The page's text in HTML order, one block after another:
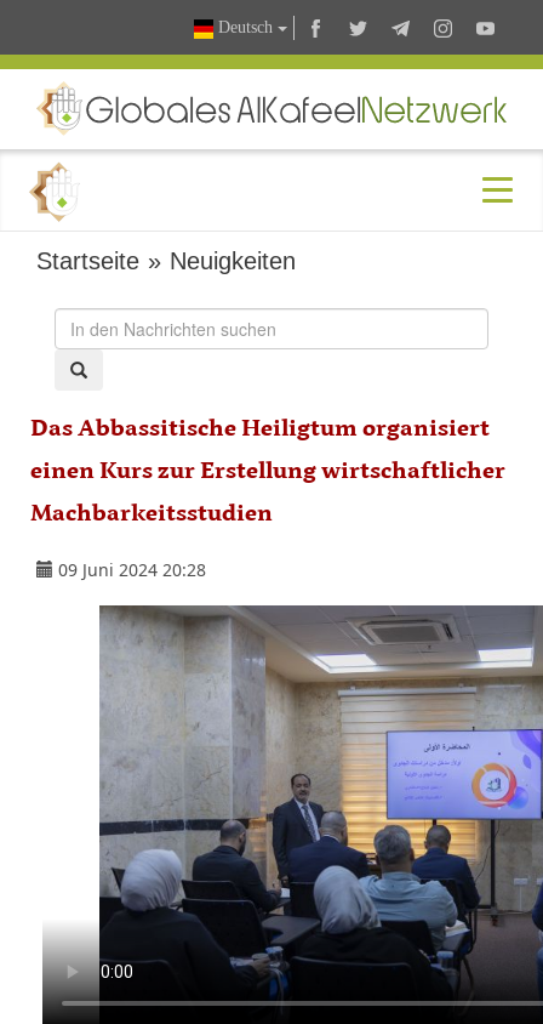
Deutsch
Startseite » Neuigkeiten
Das Abbassitische Heiligtum organisiert
einen Kurs zur Erstellung wirtschaftlicher
Machbarkeitsstudien
09 Juni 2024 20:28